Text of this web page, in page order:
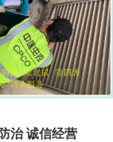
治 诚信经营